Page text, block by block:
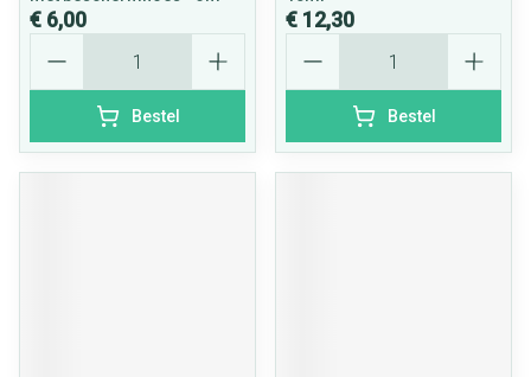
€ 6,00
Bestel
€ 12,30
Bestel